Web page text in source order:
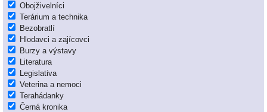
Obojživelníci
Terárium a technika
Bezobratlí
Hlodavci a zajícovci
Burzy a výstavy
Literatura
Legislativa
Veterina a nemoci
Terahádanky
Černá kronika